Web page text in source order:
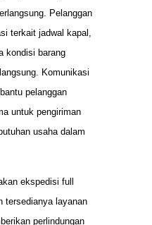
Pelanggan
terkait jadwal kapal,
kondisi barang
Komunikasi
pelanggan
untuk pengiriman
usaha dalam
ekspedisi full
tersedianya layanan
perlindungan